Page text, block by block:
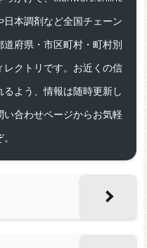
本調剤など全国チェーン
府県・市区町村・町村別
レクトリです。お近くの信
よう、情報は随時更新し
い合わせページからお気軽